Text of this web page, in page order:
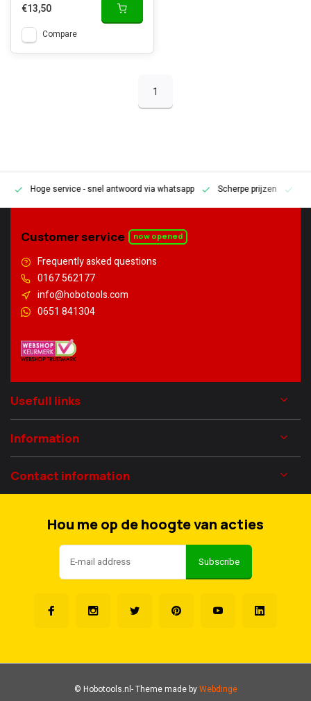
€13,50
Compare
1
Hoge service- snel antwoord via whatsapp Scherpe prijzen
Customer service now opened
Frequently asked questions
0167 562177
info@hobotools.com
0651 841304
Usefull links
Information
Contact information
Hou me op de hoogte van acties
Subscribe
© Hobotools.nl- Theme made byWebdinge